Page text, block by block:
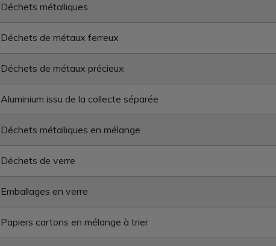
Déchets métalliques
Déchets de métaux ferreux
Déchets de métaux précieux
Aluminium issu de la collecte séparée
Déchets métalliques en mélange
Déchets de verre
Emballages en verre
Papiers cartons en mélange à trier